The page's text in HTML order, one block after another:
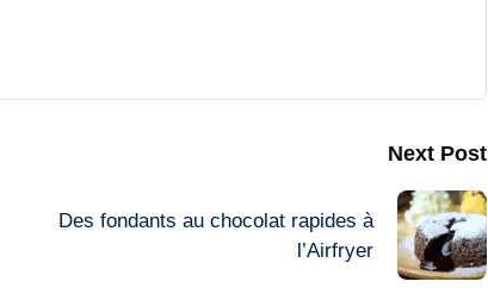
Next Post
Des fondants au chocolat rapides à
l’Airfryer